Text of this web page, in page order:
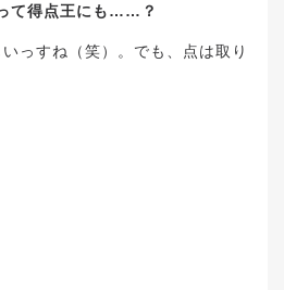
て得点王にも…… ？
っすね（笑）。でも、点は取り